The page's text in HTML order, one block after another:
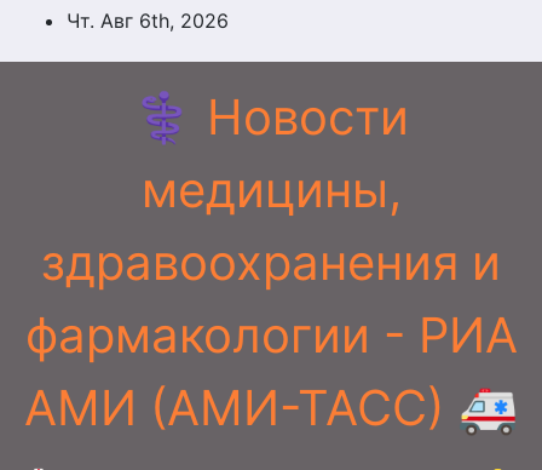
ПерейтиЧт. Авг 6th, 2026
⚕️ Новости
медицины,
здравоохранения и
фармакологии - РИА
АМИ (АМИ-ТАСС) 🚑